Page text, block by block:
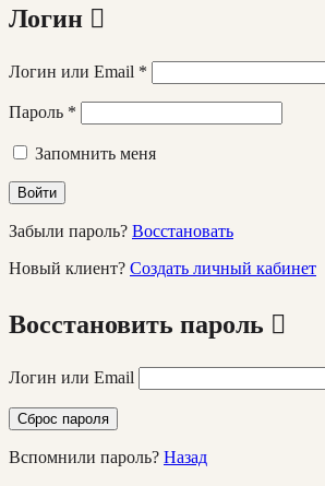
Логин
Логин или Email *
Пароль *
Запомнить меня
Войти
Забыли пароль? Восстановать
Новый клиент? Создать личный кабинет
Восстановить пароль
Логин или Email
Сброс пароля
Вспомнили пароль? Назад